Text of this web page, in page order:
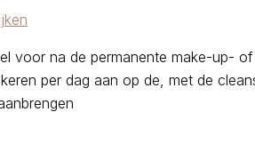
voor na de permanente make-up-
per dag aan op de, met de